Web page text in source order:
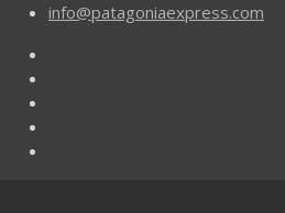
info@patagoniaexpress.com